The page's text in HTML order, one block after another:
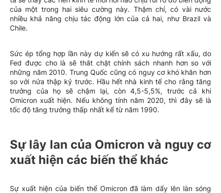
của một trong hai siêu cường này. Thậm chí, có vài nước
nhiều khả năng chịu tác động lớn của cả hai, như Brazil và
Chile.
Sức ép tổng hợp lần này dự kiến sẽ có xu hướng rất xấu, do
Fed được cho là sẽ thắt chặt chính sách nhanh hơn so với
những năm 2010. Trung Quốc cũng có nguy cơ khó khăn hơn
so với nửa thập kỷ trước. Hầu hết nhà kinh tế cho rằng tăng
trưởng của họ sẽ chậm lại, còn 4,5-5,5%, trước cả khi
Omicron xuất hiện. Nếu không tính năm 2020, thì đây sẽ là
tốc độ tăng trưởng thấp nhất kể từ năm 1990.
Sự lây lan của Omicron và nguy cơ
xuất hiện các biến thể khác
Sự xuất hiện của biến thể Omicron đã làm dấy lên làn sóng